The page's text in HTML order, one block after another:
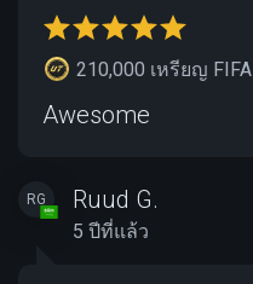
210,000 เหรียญ FIFA
Awesome
RG Ruud G.
5 ปีที่แล้ว